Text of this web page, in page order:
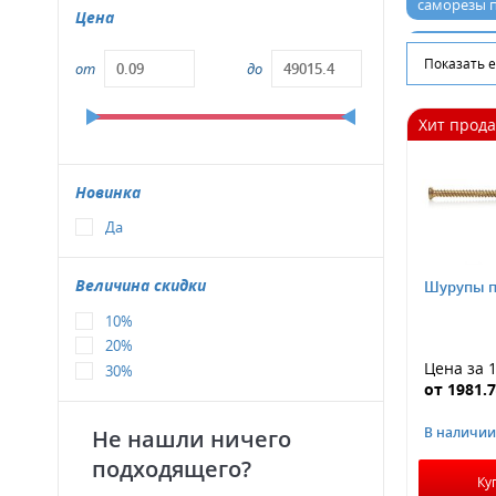
Цена
от до
Новинка
Да
Величина скидки
10%
20%
30%
Не нашли ничего
подходящего?
саморезы
саморезы
с
Для
Для
Показать
Хит
Шурупы
Цена за
от
В наличии